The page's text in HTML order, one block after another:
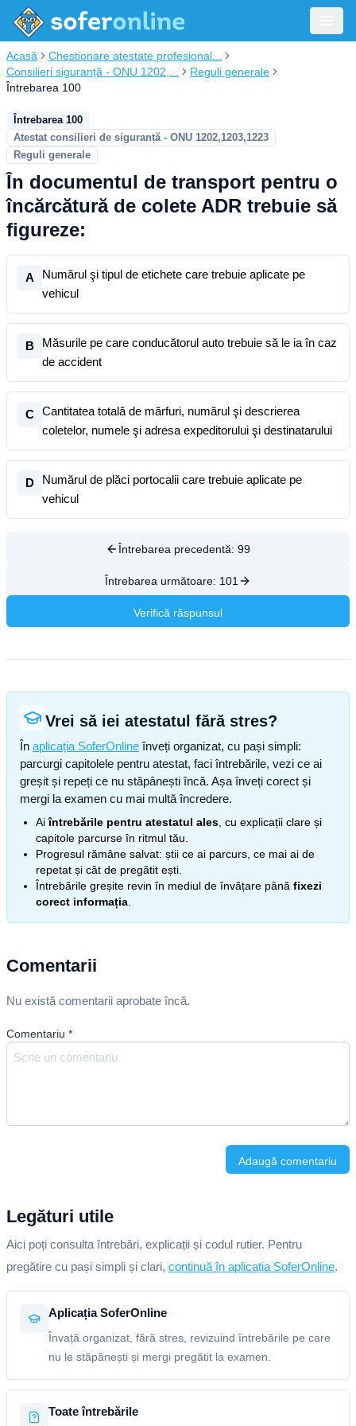
Acasă
Chestionare atestate profesional...
Consilieri siguranță - ONU 1202,...
Reguli generale
Întrebarea 100
Întrebarea 100
Atestat consilieri de siguranță - ONU 1202,1203,1223
Reguli generale
În documentul de transport pentru o
încărcătură de colete ADR trebuie să
figureze:
A
Numărul şi tipul de etichete care trebuie aplicate pe
vehicul
B
Măsurile pe care conducătorul auto trebuie să le ia în caz
de accident
C
Cantitatea totală de mărfuri, numărul şi descrierea
coletelor, numele şi adresa expeditorului şi destinatarului
D
Numărul de plăci portocalii care trebuie aplicate pe
vehicul
Întrebarea precedentă: 99
Întrebarea următoare: 101
Verifică răspunsul
Vrei să iei atestatul fără stres?
În aplicația SoferOnline înveți organizat, cu pași simpli:
parcurgi capitolele pentru atestat, faci întrebările, vezi ce ai
greșit și repeți ce nu stăpânești încă. Așa înveți corect și
mergi la examen cu mai multă încredere.
Aiîntrebările pentru atestatul ales , cu explicații clare și
capitole parcurse în ritmul tău.
Progresul rămâne salvat: știi ce ai parcurs, ce mai ai de
repetat și cât de pregătit ești.
Întrebările greșite revin în mediul de învățare până fixezi
corect informația
Comentarii
Nu există comentarii aprobate încă.
Comentariu *
Adaugă comentariu
Legături utile
Aici poți consulta întrebări, explicații și codul rutier. Pentru
pregătire cu pași simpli și clari, continuă în aplicația SoferOnline.
Aplicația SoferOnline
Învață organizat, fără stres, revizuind întrebările pe care
nu le stăpânești și mergi pregătit la examen.
Toate întrebările